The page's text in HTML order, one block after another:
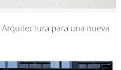
Arquitectura para una nueva